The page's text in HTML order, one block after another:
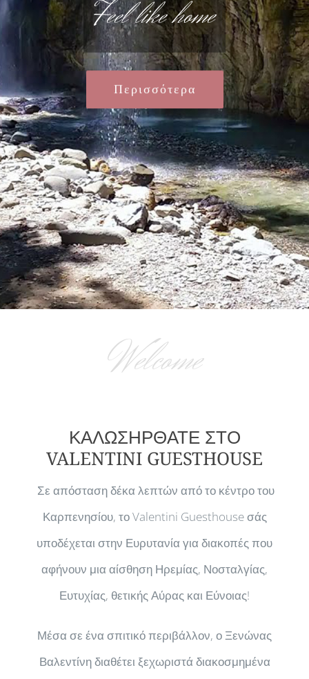
Feel like home
Περισσότερα
Welcome
ΚΑΛΩΣΗΡΘΑΤΕ ΣΤΟ
VALENTINI GUESTHOUSE
Σε απόσταση δέκα λεπτών από το κέντρο του
Καρπενησίου, το Valentini Guesthouse σάς
υποδέχεται στην Ευρυτανία για διακοπές που
αφήνουν μια αίσθηση Ηρεμίας, Νοσταλγίας,
Ευτυχίας, θετικής Αύρας και Εύνοιας!
Μέσα σε ένα σπιτικό περιβάλλον, ο Ξενώνας
Βαλεντίνη διαθέτει ξεχωριστά διακοσμημένα